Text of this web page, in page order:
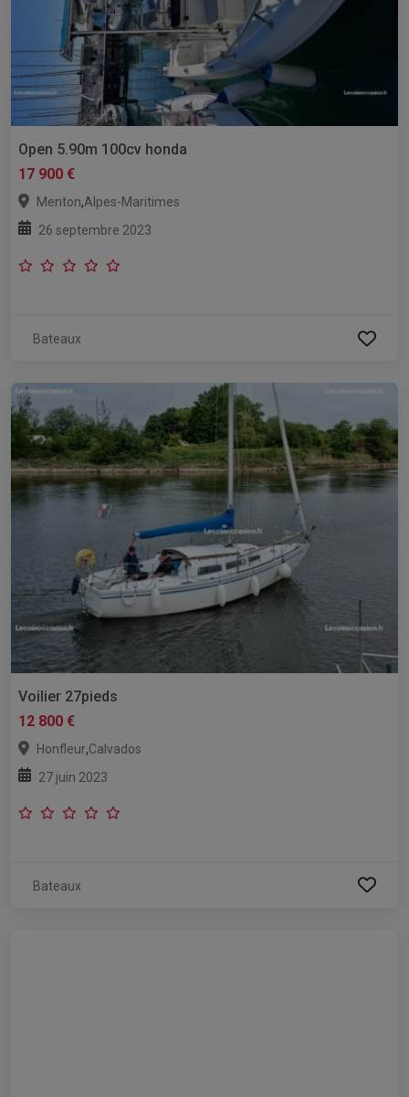
Open 5.90m 100cv honda
17 900 €
Menton,Alpes-Maritimes
26 septembre 2023
Bateaux
Voilier 27pieds
12 800 €
Honfleur,Calvados
27 juin 2023
Bateaux